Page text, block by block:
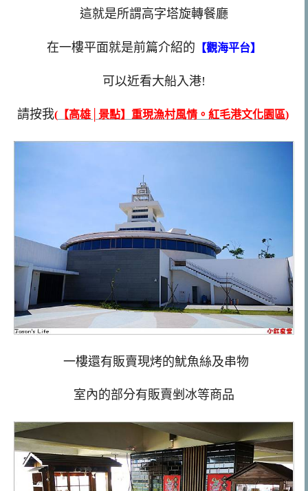
這就是所謂高字塔旋轉餐廳
在一樓平面就是前篇介紹的 【觀海平台】
可以近看大船入港!
請按我(【高雄│景點】重現漁村風情。紅毛港文化園區)
一樓還有販賣現烤的魷魚絲及串物
室內的部分有販賣剉冰等商品